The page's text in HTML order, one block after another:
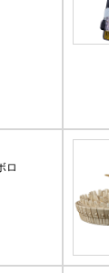
ロ